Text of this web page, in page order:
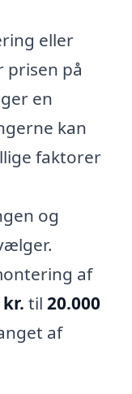
eller
prisen på
en
kan
faktorer
og
af
kr. til 20.000
af